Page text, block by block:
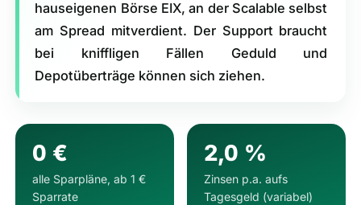
hauseigenen Börse EIX, an der Scalable selbst
am Spread mitverdient. Der Support braucht
bei kniffligen Fällen Geduld und
Depotüberträge können sich ziehen.
0 €
alle Sparpläne, ab 1 €
Sparrate
2,0 %
Zinsen p.a. aufs
Tagesgeld (variabel)